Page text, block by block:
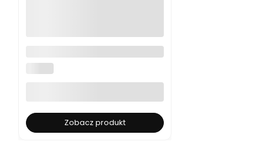
1-kanałowy, YSH
Zobacz produkt